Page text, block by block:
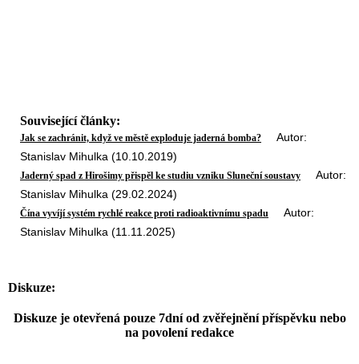
Související články:
Jak se zachránit, když ve městě exploduje jaderná bomba? Autor:
Stanislav Mihulka (10.10.2019)
Jaderný spad z Hirošimy přispěl ke studiu vzniku Sluneční soustavy Autor:
Stanislav Mihulka (29.02.2024)
Čína vyvíjí systém rychlé reakce proti radioaktivnímu spadu
Autor:
Stanislav Mihulka (11.11.2025)
Diskuze:
Diskuze je otevřená pouze 7dní od zvěřejnění příspěvku nebo
na povolení redakce